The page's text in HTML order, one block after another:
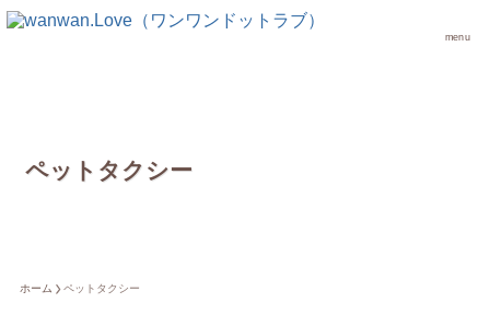
menu
ペットタクシー
ホーム ペットタクシー